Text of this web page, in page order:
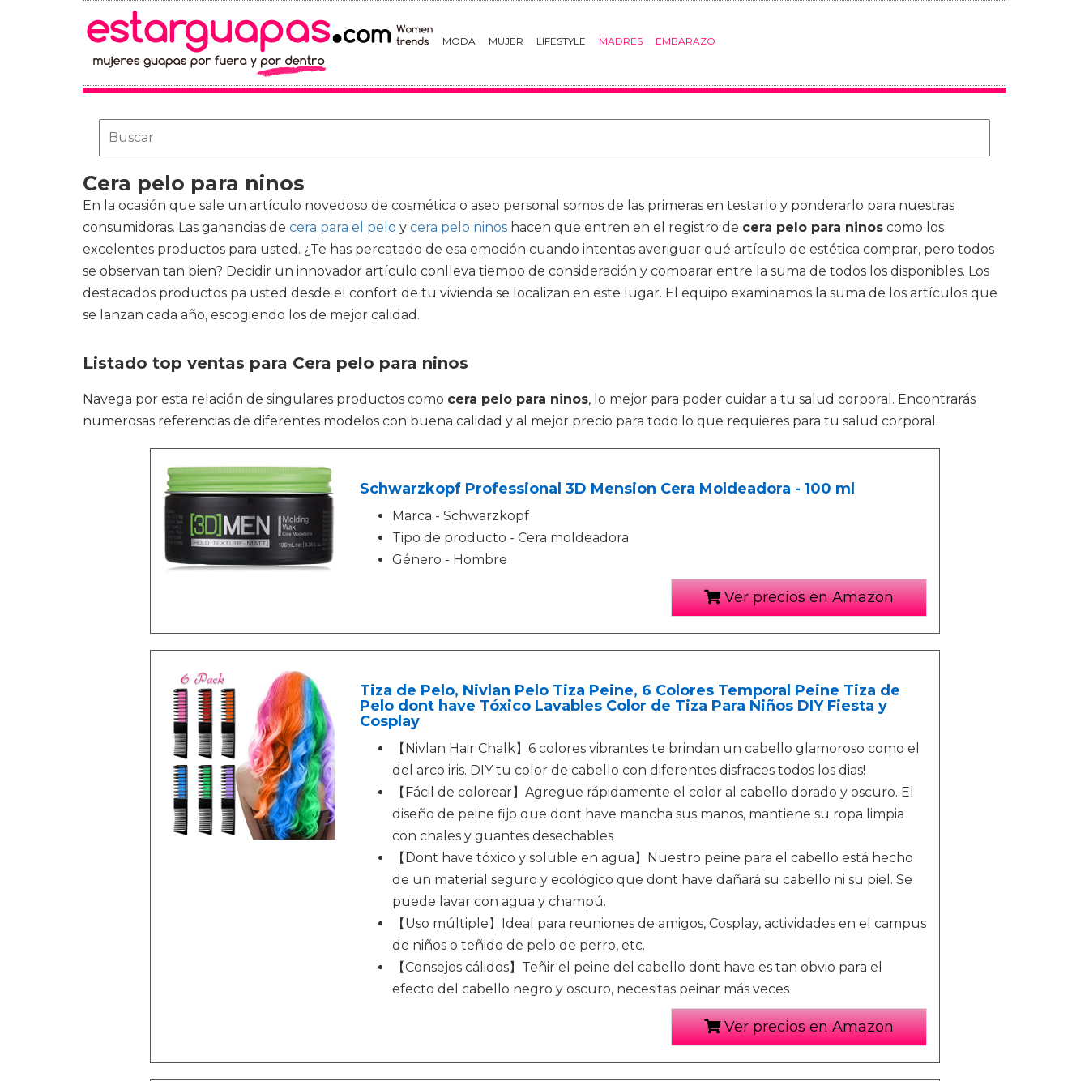
MODA MUJER LIFESTYLE MADRES EMBARAZO
Cera pelo para ninos
En la ocasión que sale un artículo novedoso de cosmética o aseo personal somos de las primeras en testarlo y ponderarlo para nuestras
consumidoras. Las ganancias de cera para el pelo y cera pelo ninos hacen que entren en el registro de cera pelo para ninos como los
excelentes productos para usted. ¿Te has percatado de esa emoción cuando intentas averiguar qué artículo de estética comprar, pero todos
se observan tan bien? Decidir un innovador artículo conlleva tiempo de consideración y comparar entre la suma de todos los disponibles. Los
destacados productos pa usted desde el confort de tu vivienda se localizan en este lugar. El equipo examinamos la suma de los artículos que
se lanzan cada año, escogiendo los de mejor calidad.
Listado top ventas para Cera pelo para ninos
Navega por esta relación de singulares productos como cera pelo para ninos, lo mejor para poder cuidar a tu salud corporal. Encontrarás
numerosas referencias de diferentes modelos con buena calidad y al mejor precio para todo lo que requieres para tu salud corporal.
Schwarzkopf Professional 3D Mension Cera Moldeadora - 100 ml
Marca - Schwarzkopf
Tipo de producto - Cera moldeadora
Género - Hombre
Ver precios en Amazon
Tiza de Pelo, Nivlan Pelo Tiza Peine, 6 Colores Temporal Peine Tiza de
Pelo dont have Tóxico Lavables Color de Tiza Para Niños DIY Fiesta y
Cosplay
【Nivlan Hair Chalk】6 colores vibrantes te brindan un cabello glamoroso como el
del arco iris. DIY tu color de cabello con diferentes disfraces todos los dias!
【Fácil de colorear】Agregue rápidamente el color al cabello dorado y oscuro. El
diseño de peine fijo que dont have mancha sus manos, mantiene su ropa limpia
con chales y guantes desechables
【Dont have tóxico y soluble en agua】Nuestro peine para el cabello está hecho
de un material seguro y ecológico que dont have dañará su cabello ni su piel. Se
puede lavar con agua y champú.
【Uso múltiple】Ideal para reuniones de amigos, Cosplay, actividades en el campus
de niños o teñido de pelo de perro, etc.
【Consejos cálidos】Teñir el peine del cabello dont have es tan obvio para el
efecto del cabello negro y oscuro, necesitas peinar más veces
Ver precios en Amazon